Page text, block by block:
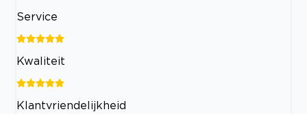
Service
Kwaliteit
Klantvriendelijkheid